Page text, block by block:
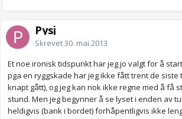
Pysj
Skrevet30. mai 2013
Et noe ironisk tidspunkt har jeg jo valgt for å
pga en ryggskade har jeg ikke fått trent de siste
knapt gått), og jeg kan nok ikke regne med å få
stund. Men jeg begynner å se lyset i enden av
heldigvis (bank i bordet) forhåpentligvis ikke